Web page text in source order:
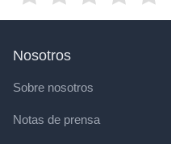
Nosotros
Sobre nosotros
Notas de prensa